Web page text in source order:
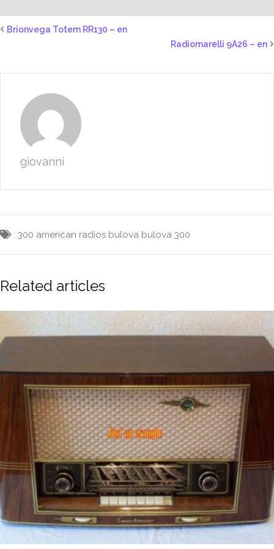
Brionvega Totem RR130 – en
Radiomarelli 9A26 – en
giovanni
300 american radios bulova bulova 300
Related articles